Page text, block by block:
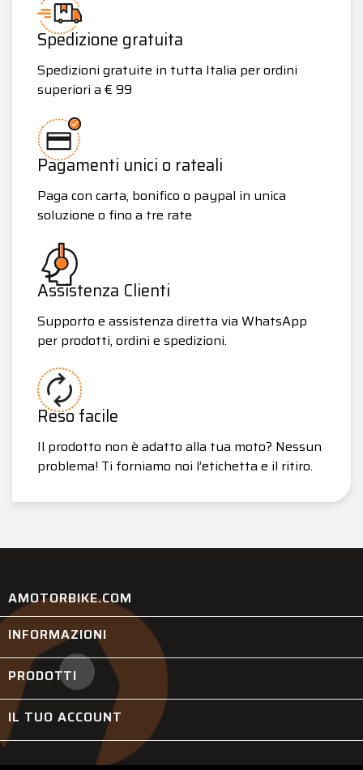
Spedizione gratuita
Spedizioni gratuite in tutta Italia per ordini
superiori a € 99
Pagamenti unici o rateali
Paga con carta, bonifico o paypal in unica
soluzione o fino a tre rate
Assistenza Clienti
Supporto e assistenza diretta via WhatsApp
per prodotti, ordini e spedizioni.
Reso facile
Il prodotto non è adatto alla tua moto? Nessun
problema! Ti forniamo noi l’etichetta e il ritiro.
AMOTORBIKE.COM
INFORMAZIONI
PRODOTTI
IL TUO ACCOUNT